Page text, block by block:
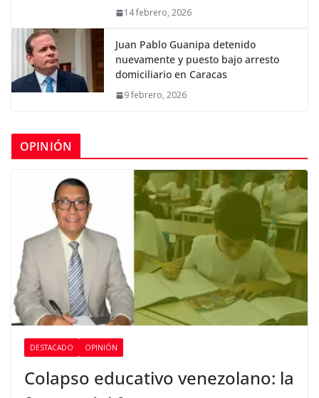
14 febrero, 2026
Juan Pablo Guanipa detenido
nuevamente y puesto bajo arresto
domiciliario en Caracas
9 febrero, 2026
OPINIÓN
DESTACADO OPINIÓN
Colapso educativo venezolano: la